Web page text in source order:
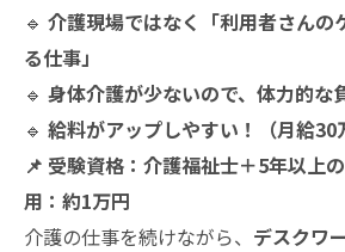
🔹 介護現場ではなく「利用者さんの
る仕事」
🔹 身体介護が少ないので、体力的な
🔹 給料がアップしやすい！（月給30
📌 受験資格：介護福祉士＋5年以上
用：約1万円
介護の仕事を続けながら、 デスクワ